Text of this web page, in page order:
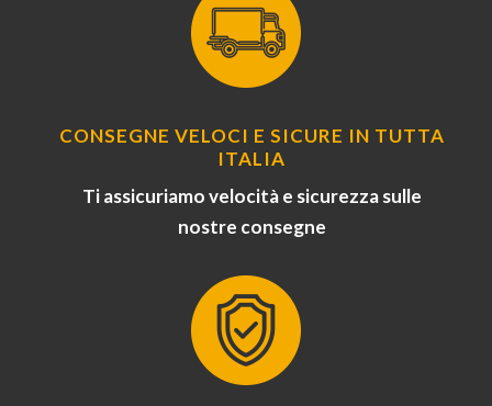
CONSEGNE VELOCI E SICURE IN TUTTA
ITALIA
Ti assicuriamo velocità e sicurezza sulle
nostre consegne